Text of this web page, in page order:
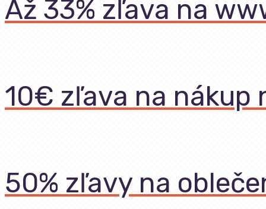
Až 33% zľava na
10€ zľava na nákup
50% zľavy na